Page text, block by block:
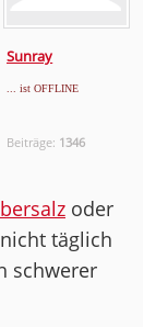
Sunray
... ist OFFLINE
Beiträge: 1346
oder
täglich
schwerer